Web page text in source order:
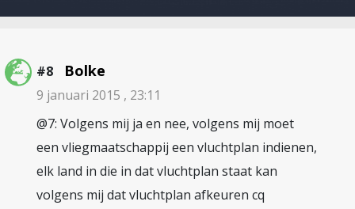
#8 Bolke
9 januari 2015 , 23:11
@7: Volgens mij ja en nee, volgens mij moet
een vliegmaatschappij een vluchtplan indienen,
elk land in die in dat vluchtplan staat kan
volgens mij dat vluchtplan afkeuren cq